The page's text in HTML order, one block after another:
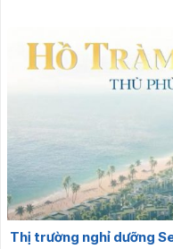
Thị trường nghỉ dưỡng